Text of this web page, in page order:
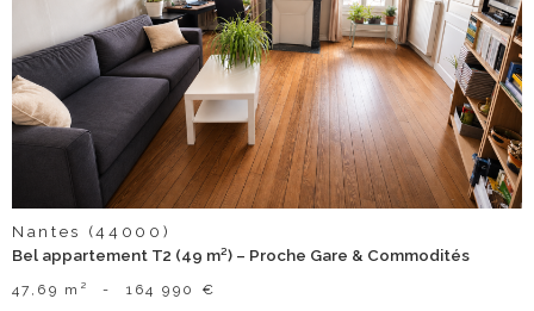
bien
Nantes (44000)
Bel appartement T2 (49 m²) – Proche Gare & Commodités
47,69 m² - 164 990 €